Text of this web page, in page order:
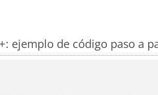
ejemplo de código paso a